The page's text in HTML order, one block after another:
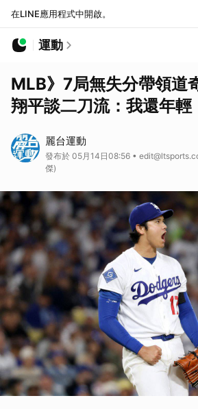
在LINE應用程式中開啟。
運動
MLB》7局無失分帶領
翔平談二刀流：我還年輕
麗台運動
發布於 05月14日08:56 •
傑)